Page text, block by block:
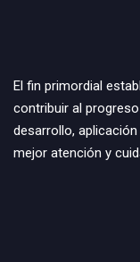
El fin primordial
contribuir al
desarrollo,
mejor atención y